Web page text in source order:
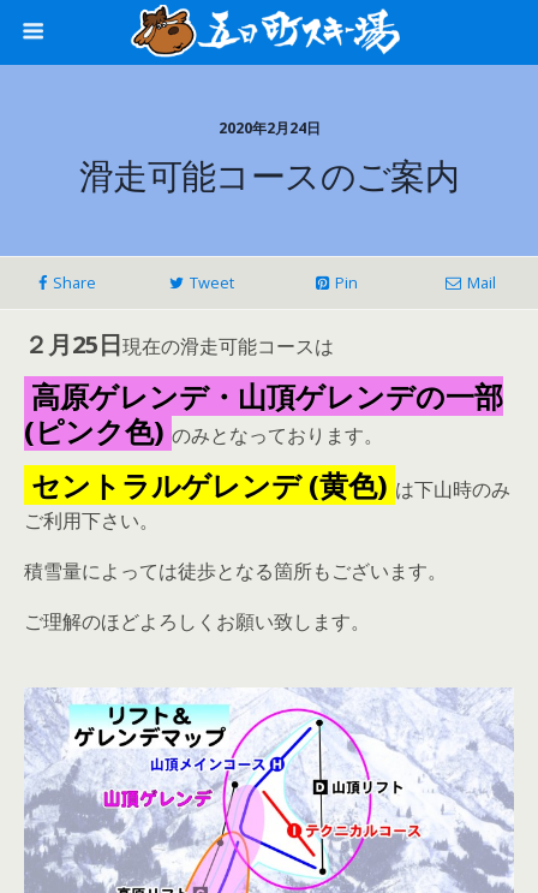
2020年2月24日
滑走可能コースのご案内
Share Tweet Pin Mail
２月25日現在の滑走可能コースは
高原ゲレンデ・山頂ゲレンデの一部
(ピンク色) のみとなっております。
セントラルゲレンデ (黄色) は下山時のみ
ご利用下さい。
積雪量によっては徒歩となる箇所もございます。
ご理解のほどよろしくお願い致します。